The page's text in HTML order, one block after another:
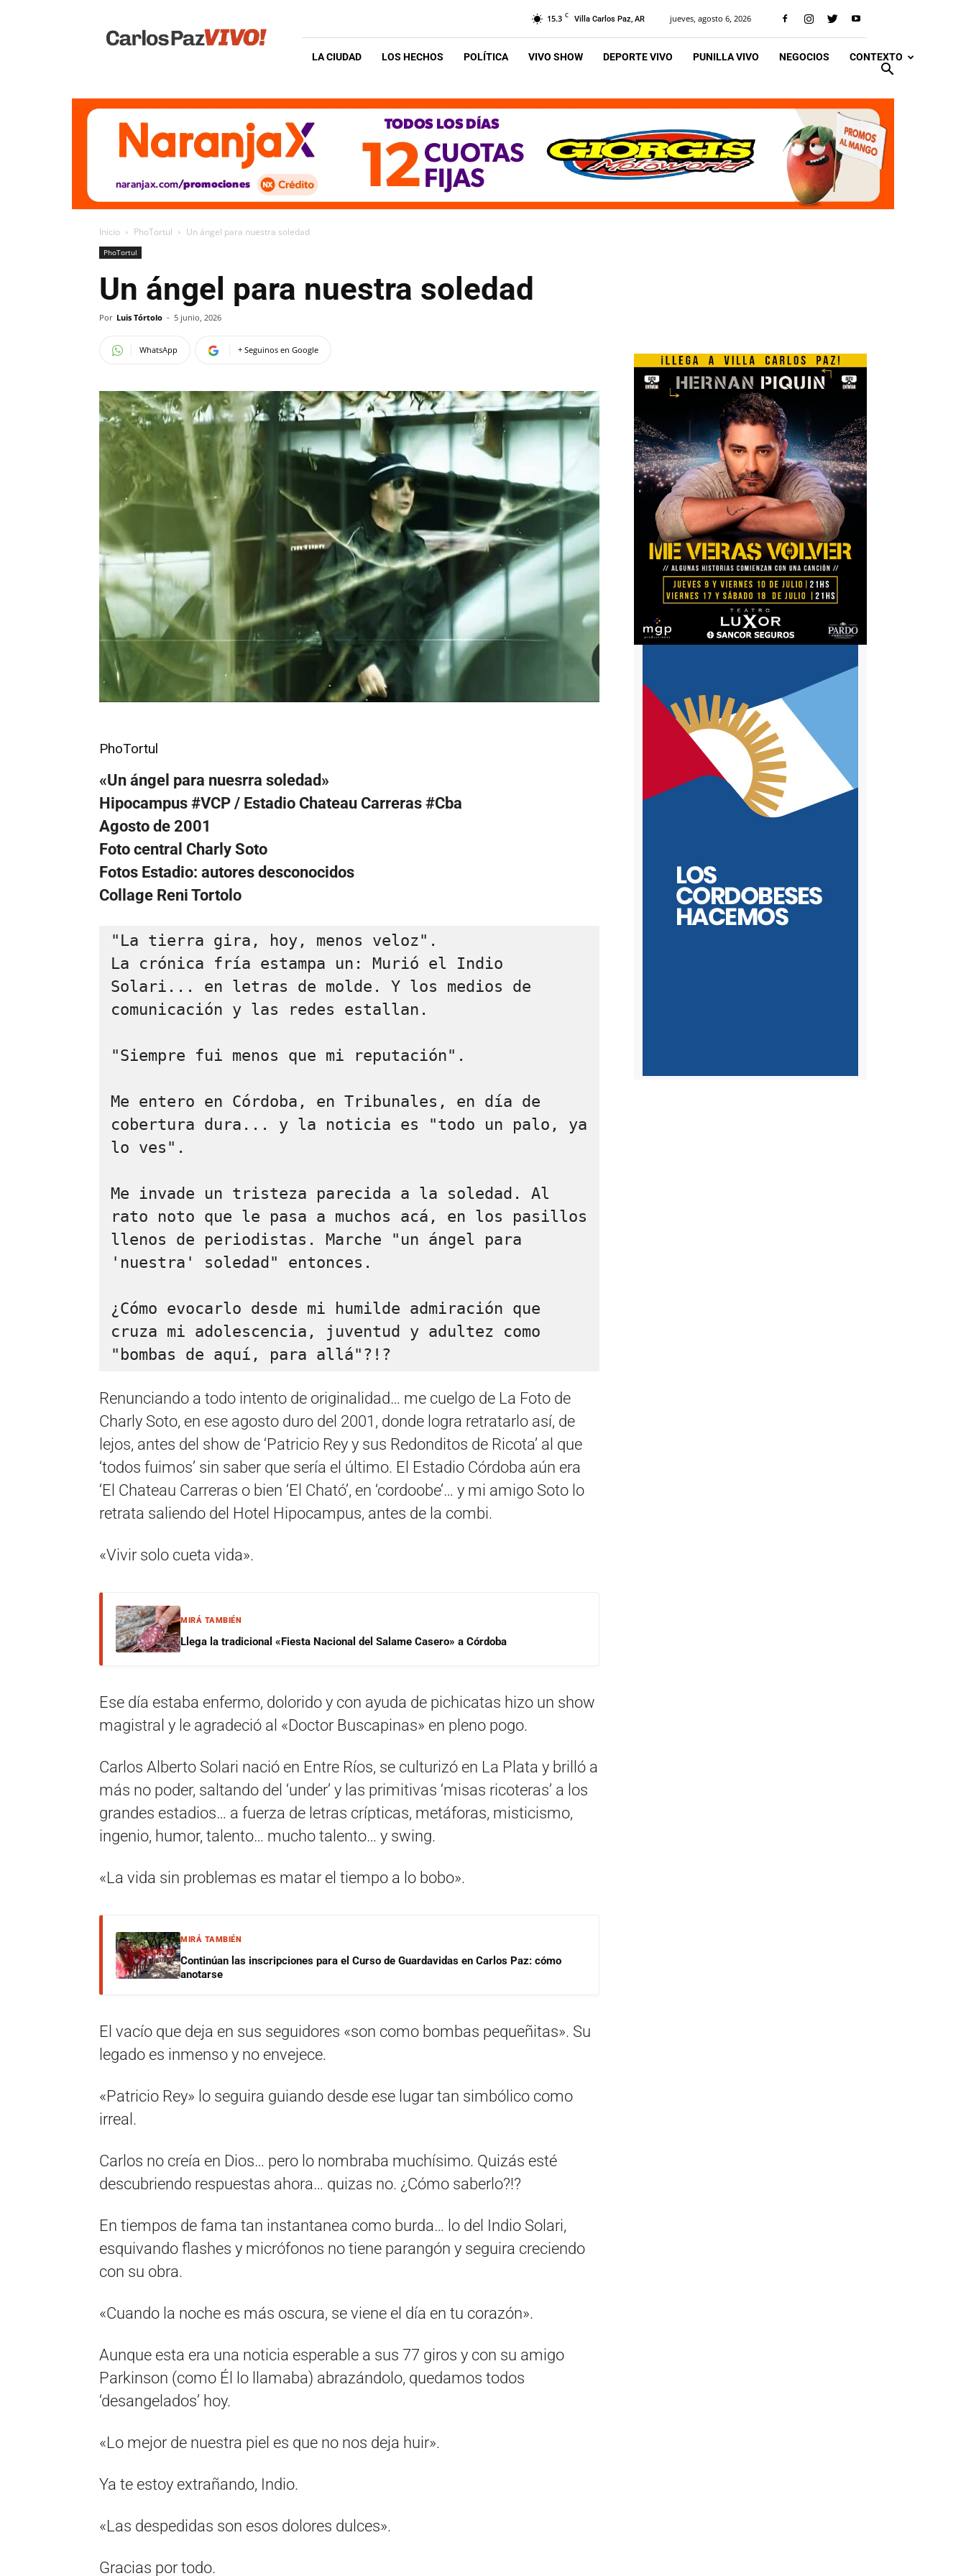
Vivo
15.3 C Villa Carlos Paz, AR jueves, agosto 6, 2026
LA CIUDAD LOS HECHOS POLÍTICA VIVO SHOW DEPORTE VIVO PUNILLA VIVO NEGOCIOS CONTEXTO
Inicio PhoTortul Un ángel para nuestra soledad
PhoTortul
Un ángel para nuestra soledad
Por Luis Tórtolo - 5 junio, 2026
WhatsApp + Seguinos en Google
PhoTortul
«Un ángel para nuesrra soledad»
Hipocampus #VCP / Estadio Chateau Carreras #Cba
Agosto de 2001
Foto central Charly Soto
Fotos Estadio: autores desconocidos
Collage Reni Tortolo
"La tierra gira, hoy, menos veloz".
La crónica fría estampa un: Murió el Indio
Solari... en letras de molde. Y los medios de
comunicación y las redes estallan.
"Siempre fui menos que mi reputación".
Me entero en Córdoba, en Tribunales, en día de
cobertura dura... y la noticia es "todo un palo, ya
lo ves".
Me invade un tristeza parecida a la soledad. Al
rato noto que le pasa a muchos acá, en los pasillos
llenos de periodistas. Marche "un ángel para
'nuestra' soledad" entonces.
¿Cómo evocarlo desde mi humilde admiración que
cruza mi adolescencia, juventud y adultez como
"bombas de aquí, para allá"?!?
Renunciando a todo intento de originalidad… me cuelgo de La Foto de
Charly Soto, en ese agosto duro del 2001, donde logra retratarlo así, de
lejos, antes del show de ‘Patricio Rey y sus Redonditos de Ricota’ al que
‘todos fuimos’ sin saber que sería el último. El Estadio Córdoba aún era
‘El Chateau Carreras o bien ‘El Cható’, en ‘cordoobe’… y mi amigo Soto lo
retrata saliendo del Hotel Hipocampus, antes de la combi.
«Vivir solo cueta vida».
MIRÁ TAMBIÉN
Llega la tradicional «Fiesta Nacional del Salame Casero» a Córdoba
Ese día estaba enfermo, dolorido y con ayuda de pichicatas hizo un show
magistral y le agradeció al «Doctor Buscapinas» en pleno pogo.
Carlos Alberto Solari nació en Entre Ríos, se culturizó en La Plata y brilló a
más no poder, saltando del ‘under’ y las primitivas ‘misas ricoteras’ a los
grandes estadios… a fuerza de letras crípticas, metáforas, misticismo,
ingenio, humor, talento… mucho talento… y swing.
«La vida sin problemas es matar el tiempo a lo bobo».
MIRÁ TAMBIÉN
Continúan las inscripciones para el Curso de Guardavidas en Carlos Paz: cómo
anotarse
El vacío que deja en sus seguidores «son como bombas pequeñitas». Su
legado es inmenso y no envejece.
«Patricio Rey» lo seguira guiando desde ese lugar tan simbólico como
irreal.
Carlos no creía en Dios… pero lo nombraba muchísimo. Quizás esté
descubriendo respuestas ahora… quizas no. ¿Cómo saberlo?!?
En tiempos de fama tan instantanea como burda… lo del Indio Solari,
esquivando flashes y micrófonos no tiene parangón y seguira creciendo
con su obra.
«Cuando la noche es más oscura, se viene el día en tu corazón».
Aunque esta era una noticia esperable a sus 77 giros y con su amigo
Parkinson (como Él lo llamaba) abrazándolo, quedamos todos
‘desangelados’ hoy.
«Lo mejor de nuestra piel es que no nos deja huir».
Ya te estoy extrañando, Indio.
«Las despedidas son esos dolores dulces».
Gracias por todo.